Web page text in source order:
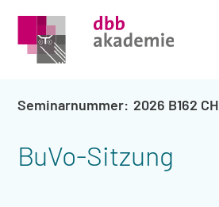
2026 B162 CH
BuVo-Sitzung